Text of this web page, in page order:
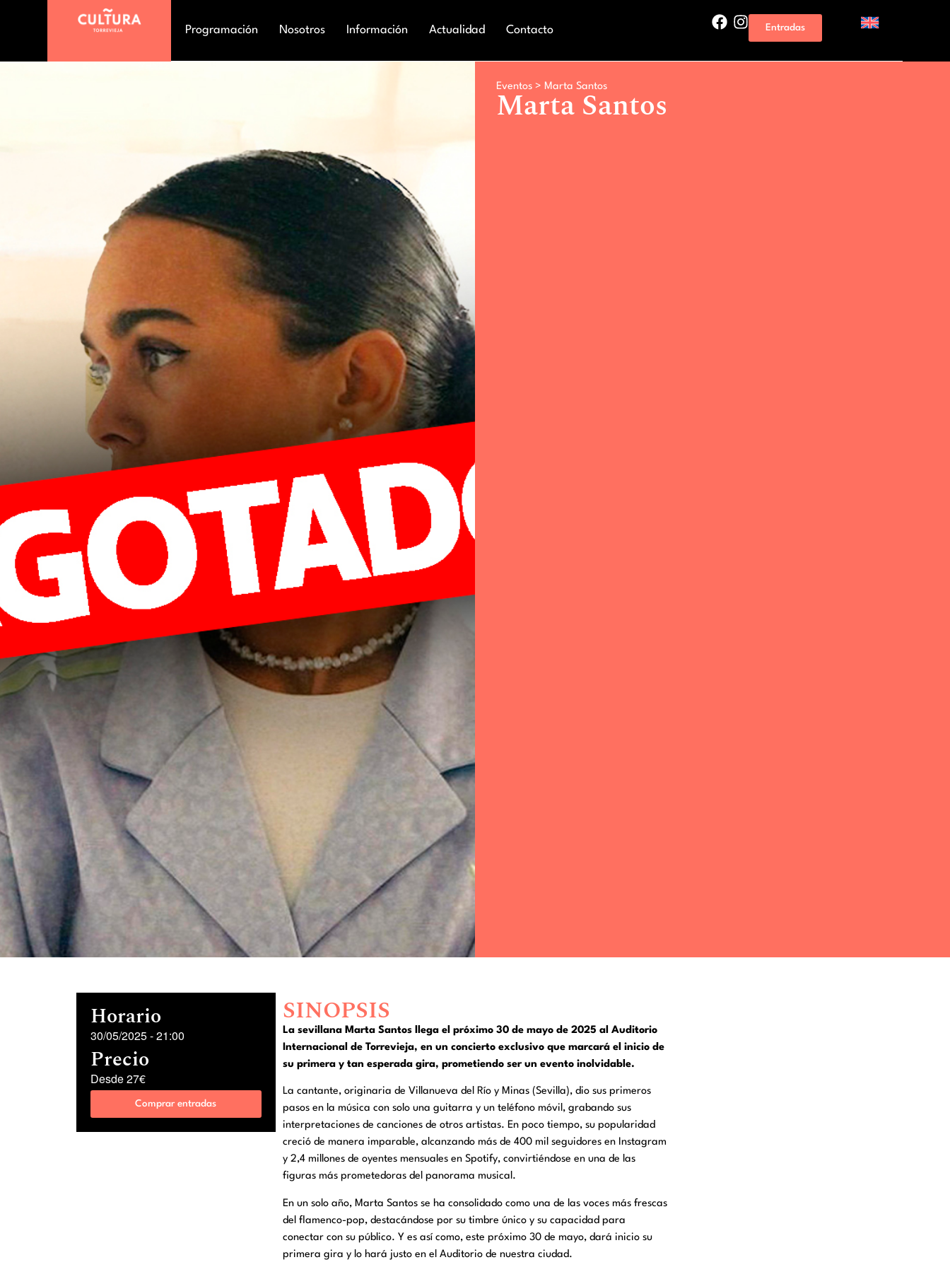
Programación Nosotros Información Actualidad Contacto Entradas
Eventos > Marta Santos
Marta Santos
Horario
30/05/2025-21:00
Precio
Desde 27€
Comprar entradas
SINOPSIS
La sevillana Marta Santos llega el próximo 30 de mayo de 2025 al Auditorio
Internacional de Torrevieja, en un concierto exclusivo que marcará el inicio de
su primera y tan esperada gira, prometiendo ser un evento inolvidable.
La cantante, originaria de Villanueva del Río y Minas (Sevilla), dio sus primeros
pasos en la música con solo una guitarra y un teléfono móvil, grabando sus
interpretaciones de canciones de otros artistas. En poco tiempo, su popularidad
creció de manera imparable, alcanzando más de 400 mil seguidores en Instagram
y 2,4 millones de oyentes mensuales en Spotify, convirtiéndose en una de las
figuras más prometedoras del panorama musical.
En un solo año, Marta Santos se ha consolidado como una de las voces más frescas
del flamenco-pop, destacándose por su timbre único y su capacidad para
conectar con su público. Y es así como, este próximo 30 de mayo, dará inicio su
primera gira y lo hará justo en el Auditorio de nuestra ciudad.